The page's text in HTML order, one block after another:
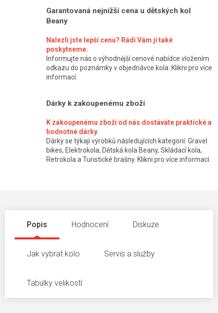
Garantovaná nejnižší cena u dětských kol
Beany
Nalezli jste lepší cenu? Rádi Vám ji také
poskytneme.
Informujte nás o výhodnější cenové nabídce vložením
odkazu do poznámky v objednávce kola. Klikni pro více
informací.
Dárky k zakoupenému zboží
K zakoupenému zboží od nás dostáváte praktické a
hodnotné dárky.
Dárky se týkají výrobků následujících kategorií: Gravel
bikes, Elektrokola, Dětská kola Beany, Skládací kola,
Retrokola a Turistické brašny. Klikni pro více informací.
Popis Hodnocení Diskuze
Jak vybrat kolo Servis a služby
Tabulky velikostí